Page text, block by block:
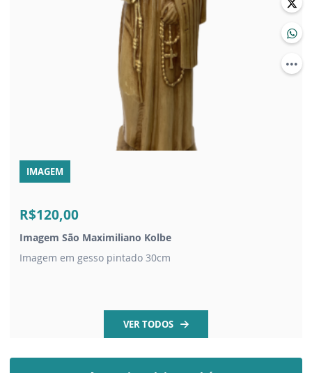
IMAGEM
R$120,00
Imagem São Maximiliano Kolbe
Imagem em gesso pintado 30cm
VER TODOS